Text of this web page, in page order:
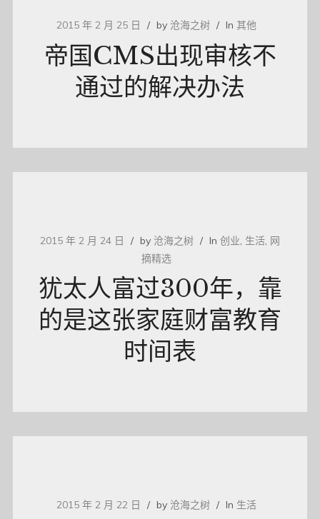
2015 年 2 月 25 日 by 沧海之树 In 其他
帝国CMS出现审核不
通过的解决办法
2015 年 2 月 24 日 by 沧海之树 In 创业, 生活, 网
摘精选
犹太人富过300年，靠
的是这张家庭财富教育
时间表
2015 年 2 月 22 日 by 沧海之树 In 生活